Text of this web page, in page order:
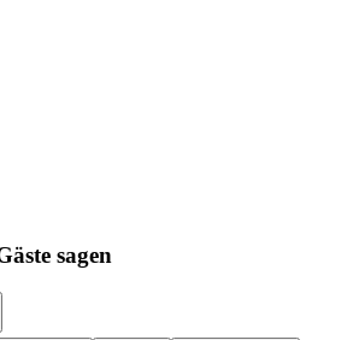
sagen